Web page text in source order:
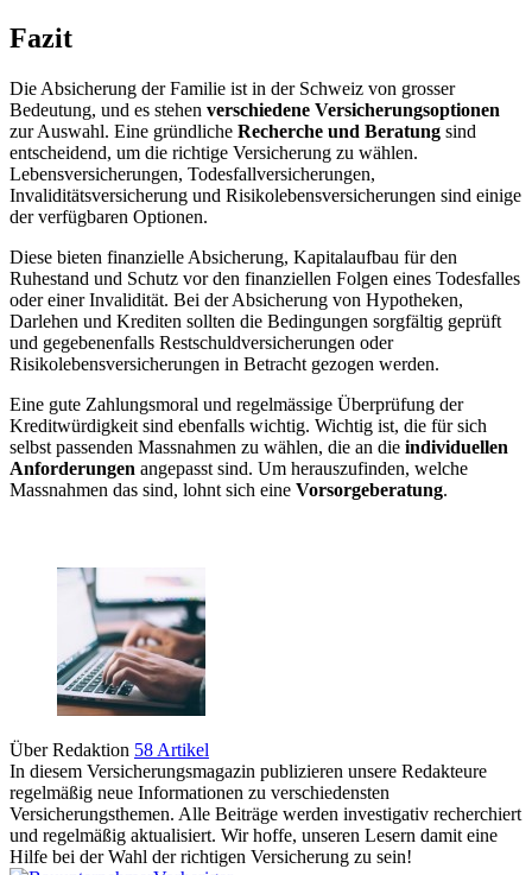
Fazit
Die Absicherung der Familie ist in der Schweiz von grosser
Bedeutung, und es stehen verschiedene Versicherungsoptionen
zur Auswahl. Eine gründliche Recherche und Beratung sind
entscheidend, um die richtige Versicherung zu wählen.
Lebensversicherungen, Todesfallversicherungen,
Invaliditätsversicherung und Risikolebensversicherungen sind einige
der verfügbaren Optionen.
Diese bieten finanzielle Absicherung, Kapitalaufbau für den
Ruhestand und Schutz vor den finanziellen Folgen eines Todesfalles
oder einer Invalidität. Bei der Absicherung von Hypotheken,
Darlehen und Krediten sollten die Bedingungen sorgfältig geprüft
und gegebenenfalls Restschuldversicherungen oder
Risikolebensversicherungen in Betracht gezogen werden.
Eine gute Zahlungsmoral und regelmässige Überprüfung der
Kreditwürdigkeit sind ebenfalls wichtig. Wichtig ist, die für sich
selbst passenden Massnahmen zu wählen, die an die individuellen
Anforderungen angepasst sind. Um herauszufinden, welche
Massnahmen das sind, lohnt sich eine Vorsorgeberatung.
Über Redaktion 58 Artikel
In diesem Versicherungsmagazin publizieren unsere Redakteure
regelmäßig neue Informationen zu verschiedensten
Versicherungsthemen. Alle Beiträge werden investigativ recherchiert
und regelmäßig aktualisiert. Wir hoffe, unseren Lesern damit eine
Hilfe bei der Wahl der richtigen Versicherung zu sein!